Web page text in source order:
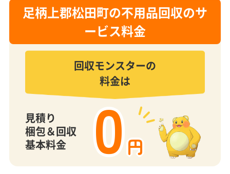
足柄上郡松田町の不用品回収のサ
ービス料金
回収モンスターの
料金は
見積り
梱包＆回収
基本料金
0円